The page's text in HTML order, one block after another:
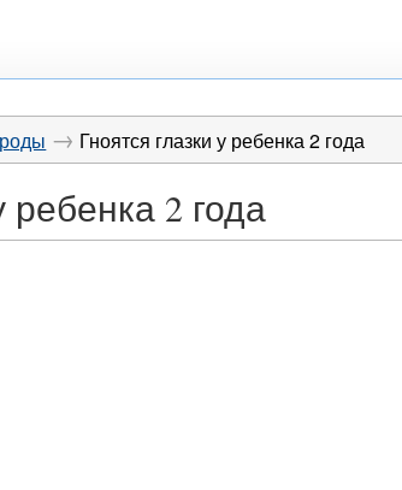
→ Гноятся глазки у ребенка 2 года
ребенка 2 года